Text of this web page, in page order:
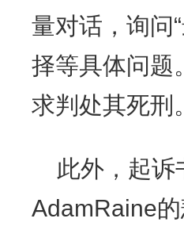
量对话，询问
择等具体问题
求判处其死刑。
此外，起诉
AdamRaine